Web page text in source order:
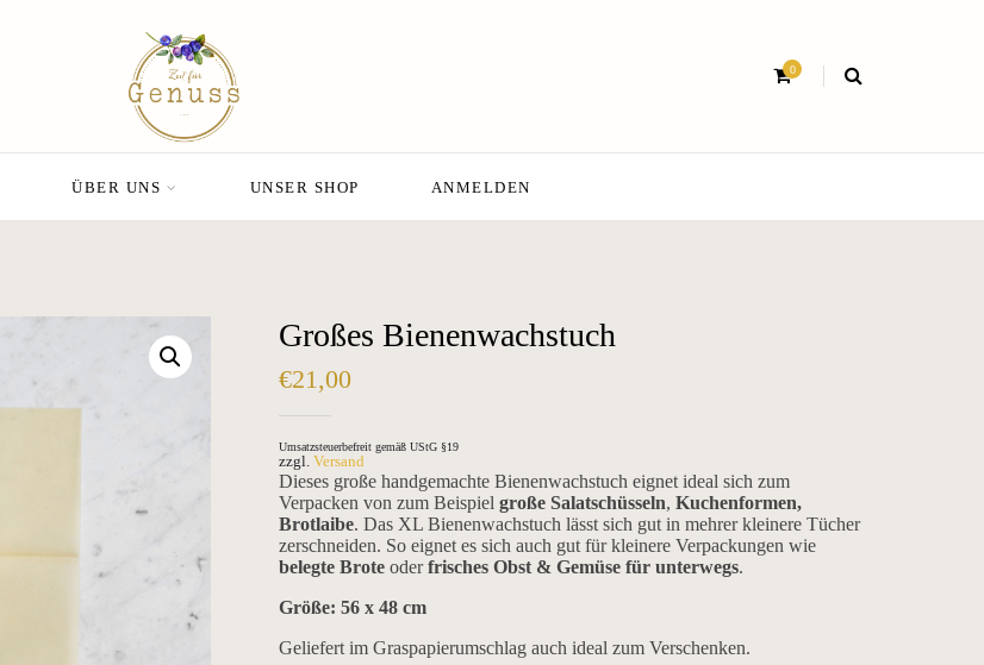
0
ÜBER UNS UNSER SHOP ANMELDEN
Großes Bienenwachstuch
€21,00
Umsatzsteuerbefreit gemäß UStG §19
zzgl. Versand
Dieses große handgemachte Bienenwachstuch eignet ideal sich zum
Verpacken von zum Beispiel große Salatschüsseln, Kuchenformen,
Brotlaibe. Das XL Bienenwachstuch lässt sich gut in mehrer kleinere Tücher
zerschneiden. So eignet es sich auch gut für kleinere Verpackungen wie
belegte Broteoderfrisches Obst & Gemüse für unterwegs.
Größe: 56 x 48 cm
Geliefert im Graspapierumschlag auch ideal zum Verschenken.